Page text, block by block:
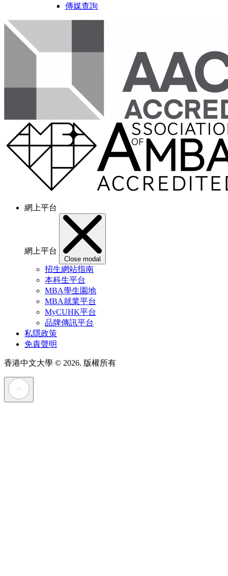
傳媒查詢
網上平台
網上平台
Close modal
招生網站指南
本科生平台
MBA學生園地
MBA就業平台
MyCUHK平台
品牌傳訊平台
私隱政策
免責聲明
香港中文大學 © 2026. 版權所有